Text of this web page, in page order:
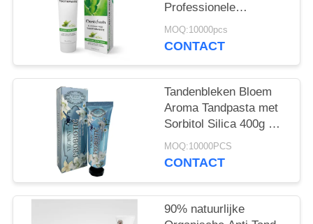
Professionele
Mondelinge niet Giftige
Zorg witten
MOQ:10000pcs
CONTACT
Tandenbleken Bloem
Aroma Tandpasta met
Sorbitol Silica 400g Wit
Papier Tube Doos
MOQ:10000PCS
CONTACT
90% natuurlijke